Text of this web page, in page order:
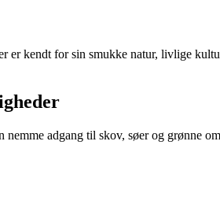
er kendt for sin smukke natur, livlige
adgang til skov, søer og grønne